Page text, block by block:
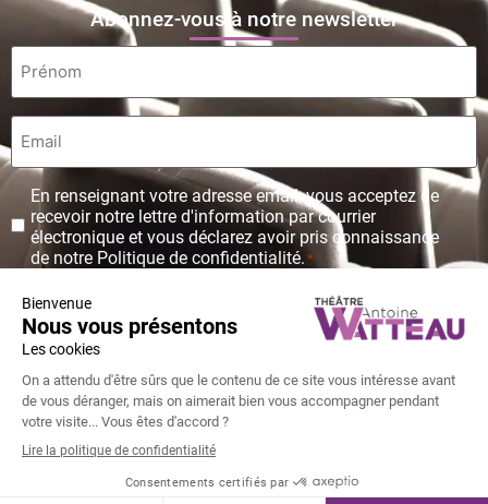
Abonnez-vous à notre newsletter
Prénom
Email
Protection
des
données
personnelles
En renseignant votre adresse email, vous acceptez de
recevoir notre lettre d'information par courrier
électronique et vous déclarez avoir pris connaissance
de notre Politique de confidentialité. *
© Copyright Théâtre Antoine Watteau 2026 - Tous droits réservés